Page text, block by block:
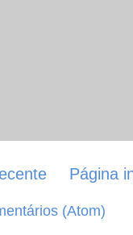
Página
(Atom)